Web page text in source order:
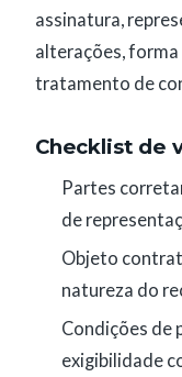
assinatura,
alterações, forma
tratamento de
Checklist de
Partes
de
Objeto
natureza do
Condições de
exigibilidade